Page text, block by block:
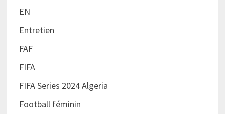
EN
Entretien
FAF
FIFA
FIFA Series 2024 Algeria
Football féminin